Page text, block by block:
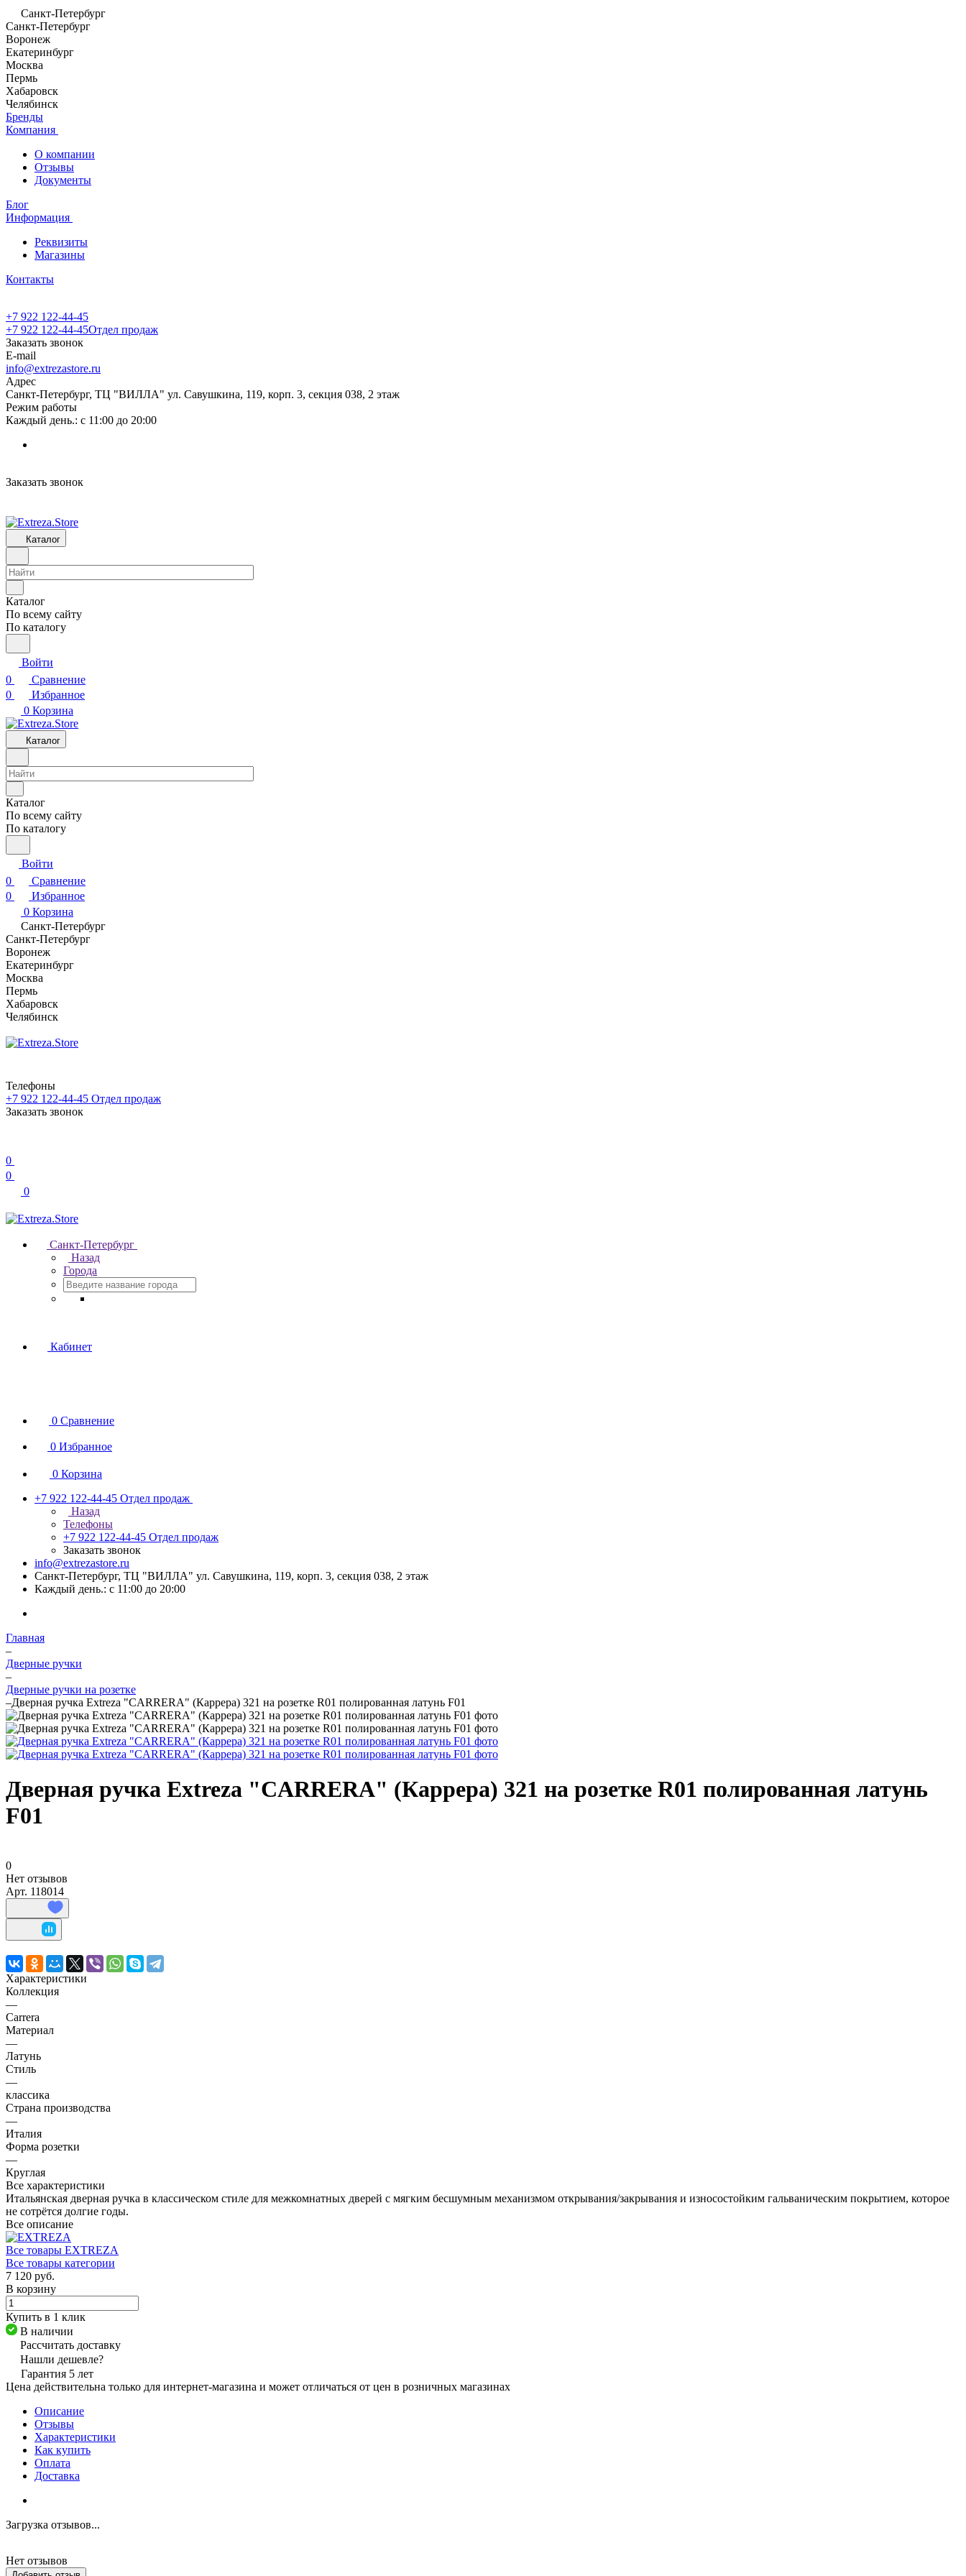
Санкт-Петербург
Санкт-Петербург
Воронеж
Екатеринбург
Москва
Пермь
Хабаровск
Челябинск
Бренды
Компания
О компании
Отзывы
Документы
Блог
Информация
Реквизиты
Магазины
Контакты
+7 922 122-44-45
+7 922 122-44-45Отдел продаж
Заказать звонок
E-mail
info@extrezastore.ru
Адрес
Санкт-Петербург, ТЦ "ВИЛЛА" ул. Савушкина, 119, корп. 3, секция 038, 2 этаж
Режим работы
Каждый день.: с 11:00 до 20:00
Заказать звонок
Каталог
Каталог
По всему сайту
По каталогу
Войти
0
Сравнение
0
Избранное
0 Корзина
Каталог
Каталог
По всему сайту
По каталогу
Войти
0
Сравнение
0
Избранное
0 Корзина
Санкт-Петербург
Санкт-Петербург
Воронеж
Екатеринбург
Москва
Пермь
Хабаровск
Челябинск
Телефоны
+7 922 122-44-45 Отдел продаж
Заказать звонок
0
0
0
Санкт-Петербург
Назад
Города
Кабинет
0 Сравнение
0 Избранное
0 Корзина
+7 922 122-44-45 Отдел продаж
Назад
Телефоны
+7 922 122-44-45 Отдел продаж
Заказать звонок
info@extrezastore.ru
Санкт-Петербург, ТЦ "ВИЛЛА" ул. Савушкина, 119, корп. 3, секция 038, 2 этаж
Каждый день.: с 11:00 до 20:00
Главная
–
Дверные ручки
–
Дверные ручки на розетке
–Дверная ручка Extreza "CARRERA" (Каррера) 321 на розетке R01 полированная латунь F01
Дверная ручка Extreza "CARRERA" (Каррера) 321 на розетке R01 полированная латунь
F01
0
Нет отзывов
Арт. 118014
Характеристики
Коллекция
—
Carrera
Материал
—
Латунь
Стиль
—
классика
Страна производства
—
Италия
Форма розетки
—
Круглая
Все характеристики
Итальянская дверная ручка в классическом стиле для межкомнатных дверей с мягким бесшумным механизмом открывания/закрывания и износостойким гальваническим покрытием, которое
не сотрётся долгие годы.
Все описание
Все товары EXTREZA
Все товары категории
7 120 руб.
В корзину
Купить в 1 клик
В наличии
Рассчитать доставку
Нашли дешевле?
Гарантия 5 лет
Цена действительна только для интернет-магазина и может отличаться от цен в розничных магазинах
Описание
Отзывы
Характеристики
Как купить
Оплата
Доставка
Загрузка отзывов...
Нет отзывов